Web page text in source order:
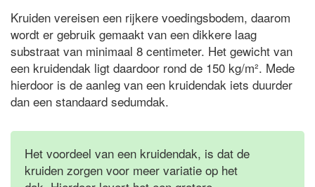
Kruiden vereisen een rijkere voedingsbodem, daarom
wordt er gebruik gemaakt van een dikkere laag
substraat van minimaal 8 centimeter. Het gewicht van
een kruidendak ligt daardoor rond de 150 kg/m². Mede
hierdoor is de aanleg van een kruidendak iets duurder
dan een standaard sedumdak.
Het voordeel van een kruidendak, is dat de
kruiden zorgen voor meer variatie op het